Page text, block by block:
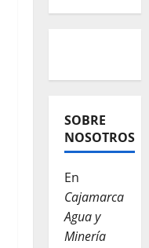
SOBRE
NOSOTROS
En
Cajamarca
Agua y
Minería